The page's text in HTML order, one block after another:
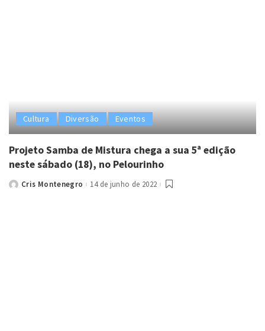
Cultura Diversão Eventos
Projeto Samba de Mistura chega a sua 5ª edição
neste sábado (18), no Pelourinho
PostedCris Montenegro 14 de junho de 2022